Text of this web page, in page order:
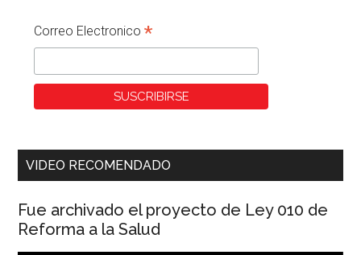
Correo Electronico*
VIDEO RECOMENDADO
Fue archivado el proyecto de Ley 010 de
Reforma a la Salud